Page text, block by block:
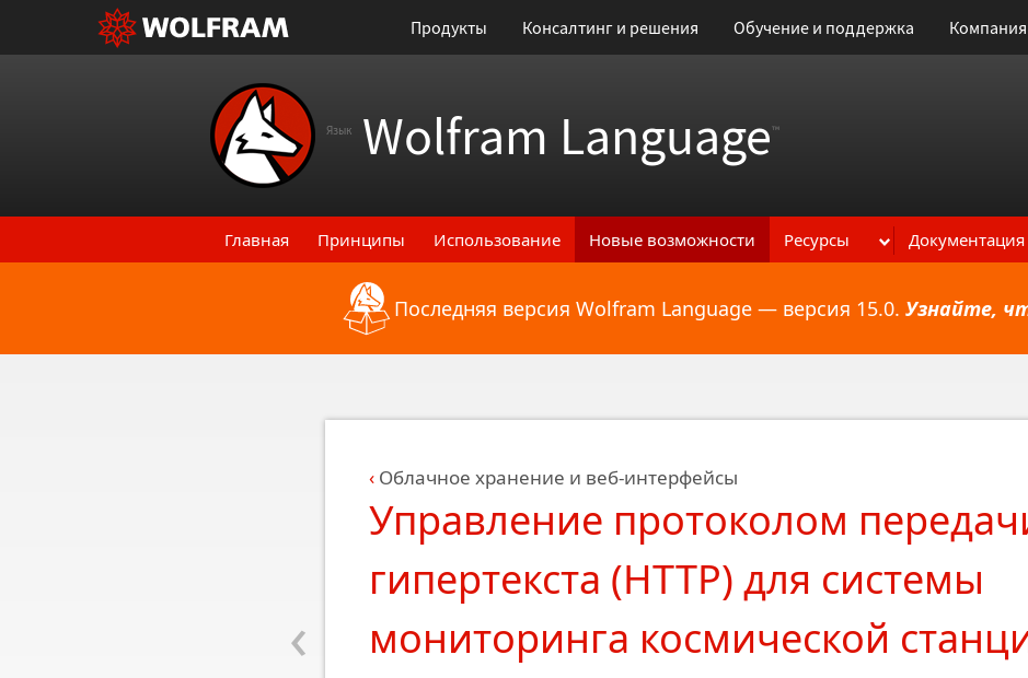
Продукты Консалтинг и решения Обучение и поддержка Компания
Язык Wolfram Language™
Главная Принципы Использование Новые возможности Ресурсы Документация
Назад к последним функциональным возможностям
Последняя версия Wolfram Language — версия 15.0. Узнайте,
‹
Облачное хранение и веб-интерфейсы
Управление протоколом
гипертекста (HTTP) для системы
мониторинга космической